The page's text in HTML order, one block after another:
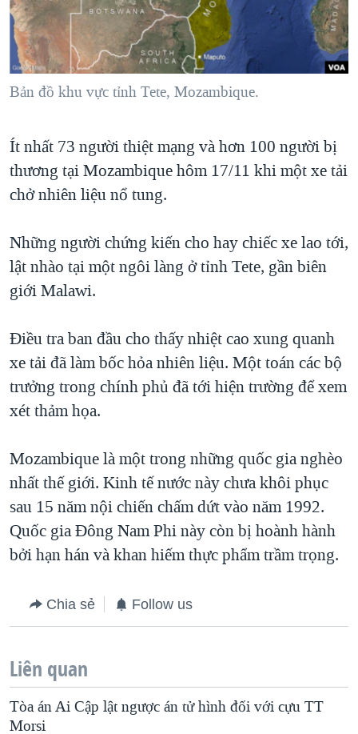
"Tìm"NGƯỜI VIỆT HẢI NGOẠI
ĐỜI SỐNG
KINH TẾ
THỂ THAO
TẠI
HÀNH TRÌNH BẦU CỬ 2024
MỘT NĂM CHIẾN TRANH TẠI DẢI GAZA
GIẢI MÃ VÀNH ĐAI & CON ĐƯỜNG
TRỊNH VĨNH BÌNH - NGƯỜI HẠ 'BÊN THẮNG CUỘC'
GROUND ZERO – XƯA VÀ NAY
CHI PHÍ CHIẾN TRANH AFGHANISTAN
CÁC GIÁ TRỊ CỘNG HÒA Ở VIỆT NAM
THƯỢNG ĐỈNH TRUMP-KIM TẠI VIỆT NAM
TRỊNH VĨNH BÌNH VS. CHÍNH PHỦ VIỆT NAM
BÊN KIA QUỐC LỘ: TIẾNG VỌNG TỪ NÔNG THÔN MỸ
QUAN HỆ VIỆT MỸ
VIDEO
NGHE
MẠNG XÃ HỘI
Ngôn ngữ khác
Bản đồ khu vực tỉnh Tete, Mozambique.
Ít nhất 73 người thiệt mạng và hơn 100 người bị
thương tại Mozambique hôm 17/11 khi một xe tải
chở nhiên liệu nổ tung.
Những người chứng kiến cho hay chiếc xe lao tới,
lật nhào tại một ngôi làng ở tỉnh Tete, gần biên
giới Malawi.
Điều tra ban đầu cho thấy nhiệt cao xung quanh
xe tải đã làm bốc hỏa nhiên liệu. Một toán các bộ
trưởng trong chính phủ đã tới hiện trường để xem
xét thảm họa.
Mozambique là một trong những quốc gia nghèo
nhất thế giới. Kinh tế nước này chưa khôi phục
sau 15 năm nội chiến chấm dứt vào năm 1992.
Quốc gia Đông Nam Phi này còn bị hoành hành
bởi hạn hán và khan hiếm thực phẩm trầm trọng.
Chia sẻ Follow us
Liên quan
Tòa án Ai Cập lật ngược án tử hình đối với cựu TT
Morsi